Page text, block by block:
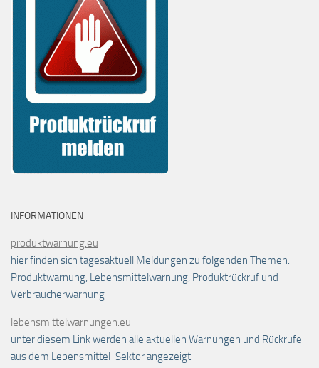
INFORMATIONEN
produktwarnung.eu
hier finden sich tagesaktuell Meldungen zu folgenden Themen:
Produktwarnung, Lebensmittelwarnung, Produktrückruf und
Verbraucherwarnung
lebensmittelwarnungen.eu
unter diesem Link werden alle aktuellen Warnungen und Rückrufe
aus dem Lebensmittel-Sektor angezeigt